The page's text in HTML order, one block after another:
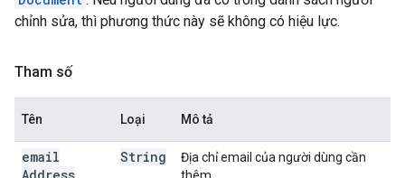
chỉnh sửa, thì phương thức này sẽ không có hiệu lực.
Tham số
Tên Loại Mô tả
email
String
Địa chỉ email của người dùng cần